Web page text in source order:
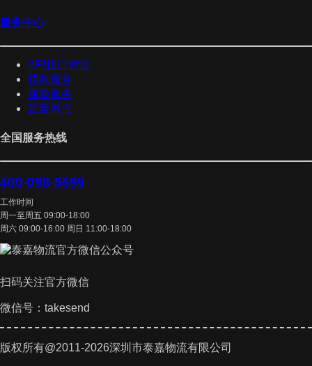
服务中心
API接口对接
揽收服务
保险服务
直营网点
全国服务热线
400-098-5699
工作时间
周一至周五 09:00-18:00
周六 09:00-16:00 周日 11:00-18:00
扫码关注官方微信
微信号：takesend
版权所有@2011-2026深圳市泰嘉物流有限公司